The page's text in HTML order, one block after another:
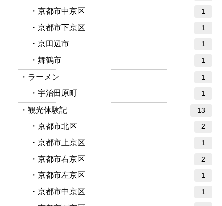
京都市中京区 1
京都市下京区 1
京田辺市 1
舞鶴市 1
ラーメン 1
宇治田原町 1
観光体験記 13
京都市北区 2
京都市上京区 1
京都市右京区 2
京都市左京区 1
京都市中京区 1